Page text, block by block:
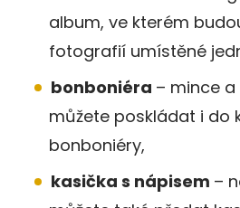
album, ve kterém
fotografií umístěné
bonboniéra – mince
můžete poskládat i do
bonboniéry,
kasička s nápisem –